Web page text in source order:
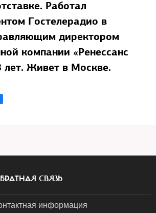
Работал
Гостелерадио в
директором
компании «Ренессанс
лет. Живет в Москве.
СВЯЗЬ
информация